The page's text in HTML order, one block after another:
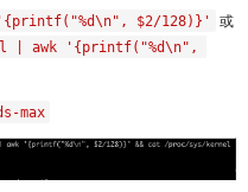
$2/128)}' 或
| awk '{printf("%d\n",
max